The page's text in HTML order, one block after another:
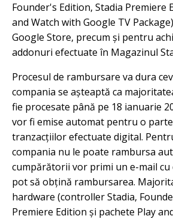
Founder's Edition, Stadia Premiere
and Watch with Google TV
Google Store, precum și pentru
addonuri efectuate în Magazinul
Procesul de rambursare va dura
compania se așteaptă ca
fie procesate până pe 18 ianuarie
vor fi emise automat pentru o
tranzacțiilor efectuate digital.
compania nu le poate rambursa
cumpărătorii vor primi un e-mail cu
pot să obțină rambursarea.
hardware (controller Stadia,
Premiere Edition și pachete Play